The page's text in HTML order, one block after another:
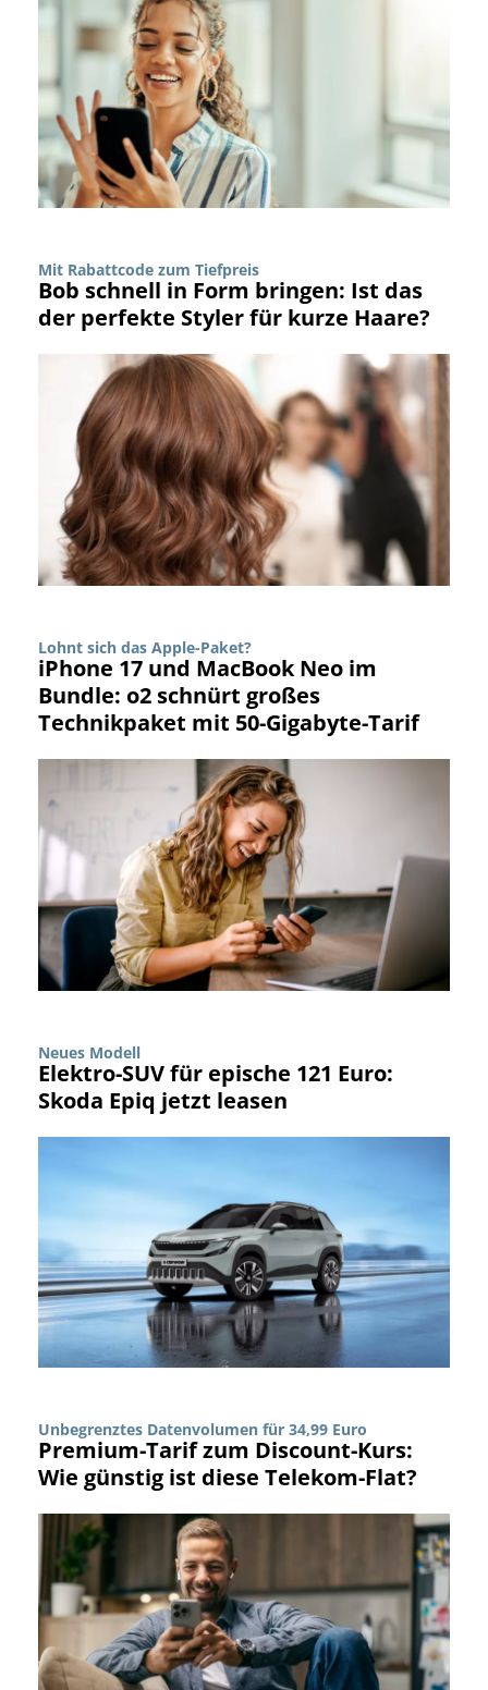
Mit Rabattcode zum Tiefpreis
Bob schnell in Form bringen: Ist das
der perfekte Styler für kurze Haare?
Lohnt sich das Apple-Paket?
iPhone 17 und MacBook Neo im
Bundle: o2 schnürt großes
Technikpaket mit 50-Gigabyte-Tarif
Neues Modell
Elektro-SUV für epische 121 Euro:
Skoda Epiq jetzt leasen
Unbegrenztes Datenvolumen für 34,99 Euro
Premium-Tarif zum Discount-Kurs:
Wie günstig ist diese Telekom-Flat?